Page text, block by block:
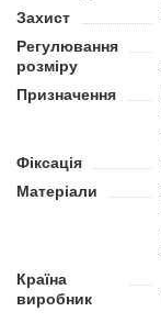
Захист
Регулювання
розміру
Призначення
Фіксація
Матеріали
Країна
виробник